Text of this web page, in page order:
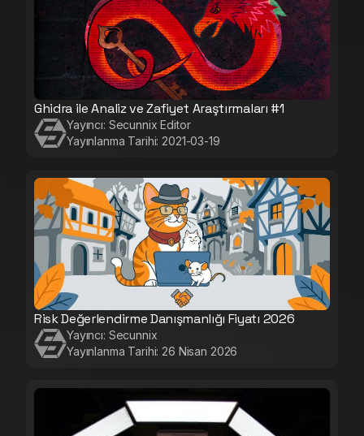
Ghidra ile Analiz ve Zafiyet Araştırmaları #1
Yayıncı: Secunnix Editor
Yayınlanma Tarihi: 2021-03-19
Risk Değerlendirme Danışmanlığı Fiyatı 2026
Yayıncı: Secunnix
Yayınlanma Tarihi: 26 Nisan 2026